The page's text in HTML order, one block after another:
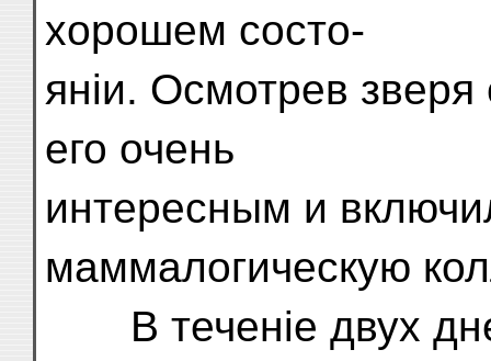
хорошем состо-
яніи. Осмотрев
его очень
интересным и
маммалогическую
В теченіе двух